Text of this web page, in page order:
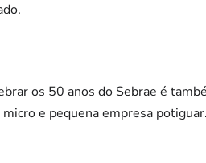
os 50 anos do Sebrae é
e pequena empresa